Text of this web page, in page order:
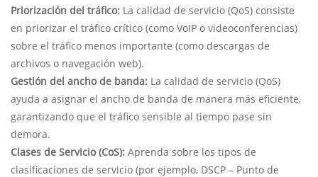
Priorización del tráfico: La calidad de servicio (QoS) consiste
en priorizar el tráfico crítico (como VoIP o videoconferencias)
sobre el tráfico menos importante (como descargas de
archivos o navegación web).
Gestión del ancho de banda: La calidad de servicio (QoS)
ayuda a asignar el ancho de banda de manera más eficiente,
garantizando que el tráfico sensible al tiempo pase sin
demora.
Clases de Servicio (CoS): Aprenda sobre los tipos de
clasificaciones de servicio (por ejemplo, DSCP – Punto de